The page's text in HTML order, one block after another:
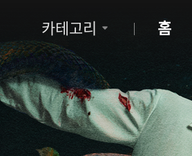
카테고리 홈